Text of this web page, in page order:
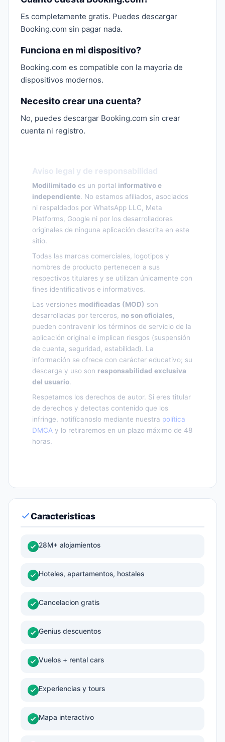
Es completamente gratis. Puedes descargar
Booking.com sin pagar nada.
Funciona en mi dispositivo?
Booking.com es compatible con la mayoria de
dispositivos modernos.
Necesito crear una cuenta?
No, puedes descargar Booking.com sin crear
cuenta ni registro.
Aviso legal y de responsabilidad
Modilimitado es un portal informativo e
independiente. No estamos afiliados, asociados
ni respaldados por WhatsApp LLC, Meta
Platforms, Google ni por los desarrolladores
originales de ninguna aplicación descrita en este
sitio.
Todas las marcas comerciales, logotipos y
nombres de producto pertenecen a sus
respectivos titulares y se utilizan únicamente con
fines identificativos e informativos.
Las versiones modificadas (MOD) son
desarrolladas por terceros, no son oficiales
pueden contravenir los términos de servicio de la
aplicación original e implican riesgos (suspensión
de cuenta, seguridad, estabilidad). La
información se ofrece con carácter educativo; su
descarga y uso son responsabilidad exclusiva
del usuario.
Respetamos los derechos de autor. Si eres titular
de derechos y detectas contenido que los
infringe, notifícanoslo mediante nuestra política
DMCA y lo retiraremos en un plazo máximo de 48
horas.
Caracteristicas
28M+ alojamientos
Hoteles, apartamentos, hostales
Cancelacion gratis
Genius descuentos
Vuelos + rental cars
Experiencias y tours
Mapa interactivo